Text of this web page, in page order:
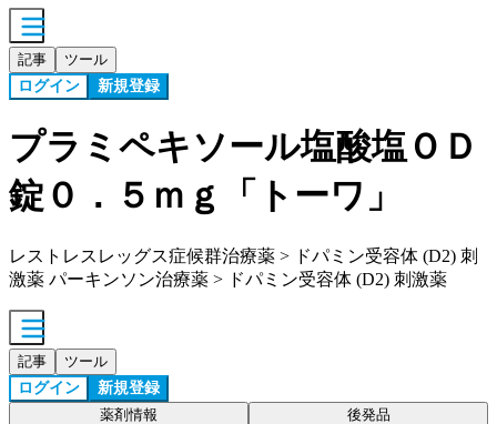
記事 ツール
ログイン 新規登録
プラミペキソール塩酸塩ＯＤ
錠０．５ｍｇ「トーワ」
レストレスレッグス症候群治療薬 > ドパミン受容体 (D2) 刺
激薬 パーキンソン治療薬 > ドパミン受容体 (D2) 刺激薬
記事 ツール
ログイン 新規登録
薬剤情報 後発品